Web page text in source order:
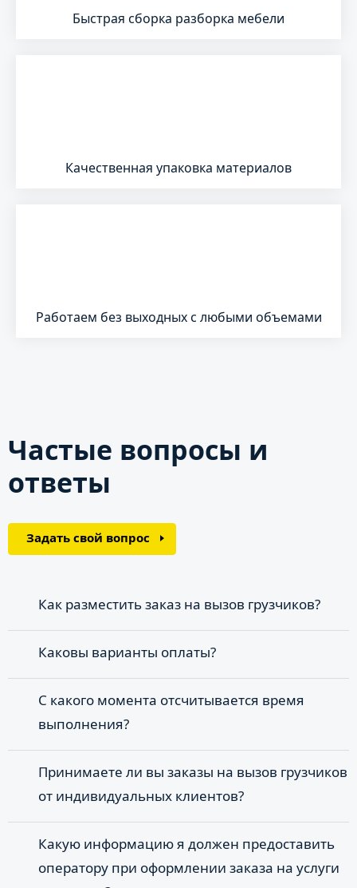
Быстрая сборка разборка мебели
Качественная упаковка материалов
Работаем без выходных с любыми объемами
Частые вопросы и
ответы
Задать свой вопрос
Как разместить заказ на вызов грузчиков?
Каковы варианты оплаты?
С какого момента отсчитывается время
выполнения?
Принимаете ли вы заказы на вызов грузчиков
от индивидуальных клиентов?
Какую информацию я должен предоставить
оператору при оформлении заказа на услуги